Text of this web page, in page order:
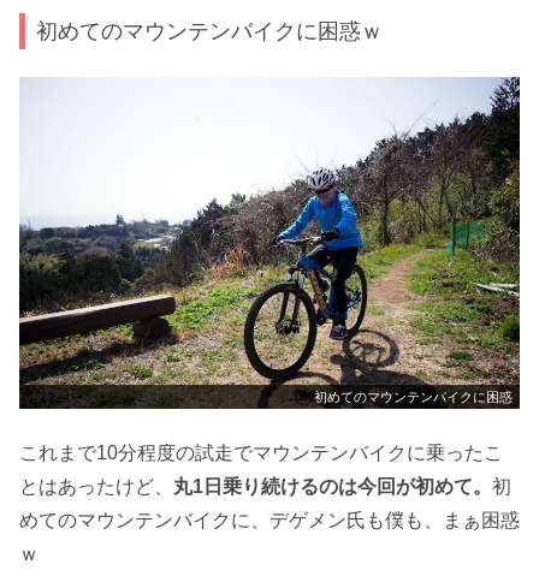
初めてのマウンテンバイクに困惑ｗ
初めてのマウンテンバイクに困惑
これまで10分程度の試走でマウンテンバイクに乗ったこ
とはあったけど、 丸1日乗り続けるのは今回が初めて。 初
めてのマウンテンバイクに、デゲメン氏も僕も、まぁ困惑
ｗ